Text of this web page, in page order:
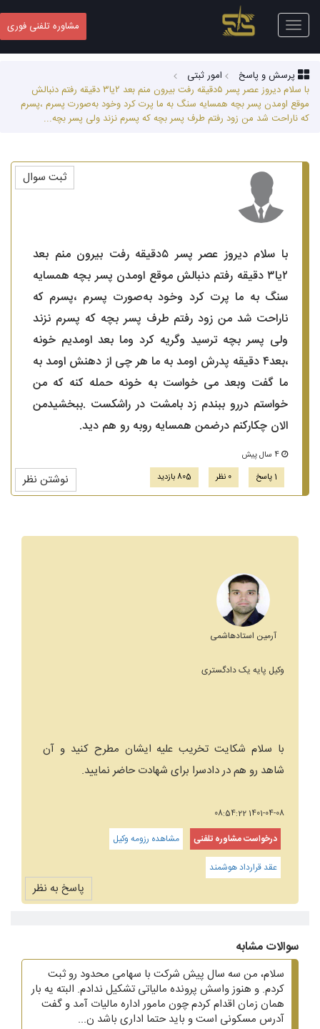
Toggle
navigation
مشاوره تلفنی فوری
پرسش و پاسخ
امور ثبتی
با سلام دیروز عصر پسر ۵دقیقه رفت بیرون منم بعد ۲یا۳ دقیقه رفتم دنبالش
موقع اومدن پسر بچه همسایه سنگ به ما پرت کرد وخود به‌صورت پسرم ،پسرم
که ناراحت شد من زود رفتم طرف پسر بچه که پسرم نزند ولی پسر بچه...
با سلام دیروز عصر پسر ۵دقیقه رفت بیرون منم بعد
۲یا۳ دقیقه رفتم دنبالش موقع اومدن پسر بچه همسایه
سنگ به ما پرت کرد وخود به‌صورت پسرم ،پسرم که
ناراحت شد من زود رفتم طرف پسر بچه که پسرم نزند
ولی پسر بچه ترسید وگریه کرد وما بعد اومدیم خونه
،بعد۴ دقیقه پدرش اومد به ما هر چی از دهنش اومد به
ما گفت وبعد می خواست به خونه حمله کنه که من
خواستم دررو ببندم زد بامشت در راشکست .ببخشیدمن
الان چکارکنم درضمن همسایه روبه رو هم دید.
1 پاسخ
0 نظر 805 بازدید نوشتن نظر
ثبت سوال
آرمین استادهاشمی
وکیل پایه یک دادگستری
با سلام شکایت تخریب علیه ایشان مطرح کنید و آن
شاهد رو هم در دادسرا برای شهادت حاضر نمایید.
1401-04-08 08:54:22
درخواست مشاوره تلفنی
مشاهده رزومه وکیل
عقد قرارداد هوشمند
پاسخ به نظر
سوالات مشابه
سلام، من سه سال پیش شرکت با سهامی محدود رو ثبت
کردم. و هنوز واسش پرونده مالیاتی تشکیل ندادم. البته یه بار
همان زمان اقدام کردم چون مامور اداره مالیات آمد و گفت
آدرس مسکونی است و باید حتما اداری باشد ن...